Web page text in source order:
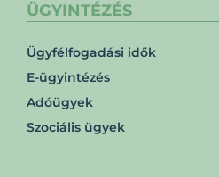
ÜGYINTÉZÉS
Ügyfélfogadási idők
E-ügyintézés
Adóügyek
Szociális ügyek